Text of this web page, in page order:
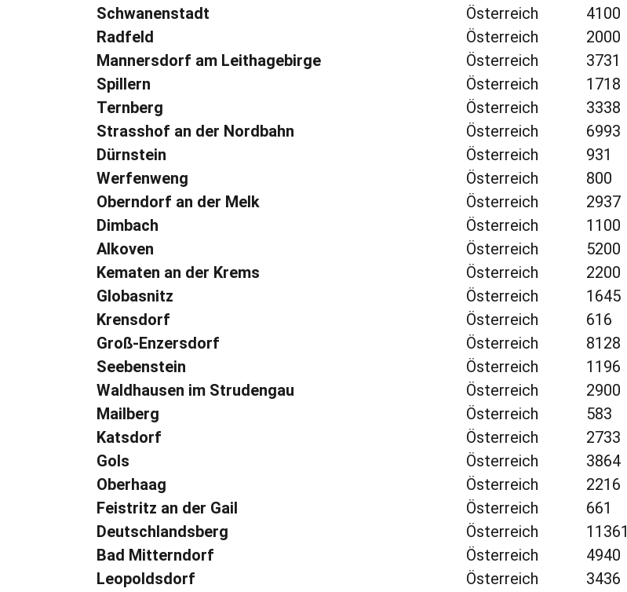
Schwanenstadt
Österreich 4100
Radfeld
Österreich 2000
Mannersdorf am Leithagebirge
Österreich 3731
Spillern
Österreich 1718
Ternberg
Österreich 3338
Strasshof an der Nordbahn
Österreich 6993
Dürnstein
Österreich 931
Werfenweng
Österreich 800
Oberndorf an der Melk
Österreich 2937
Dimbach
Österreich 1100
Alkoven
Österreich 5200
Kematen an der Krems
Österreich 2200
Globasnitz
Österreich 1645
Krensdorf
Österreich 616
Groß-Enzersdorf
Österreich 8128
Seebenstein
Österreich 1196
Waldhausen im Strudengau
Österreich 2900
Mailberg
Österreich 583
Katsdorf
Österreich 2733
Gols
Österreich 3864
Oberhaag
Österreich 2216
Feistritz an der Gail
Österreich 661
Deutschlandsberg
Österreich 11361
Bad Mitterndorf
Österreich 4940
Leopoldsdorf
Österreich 3436